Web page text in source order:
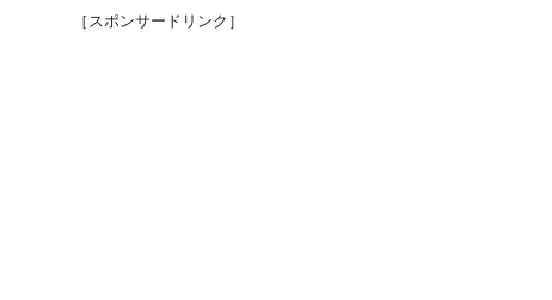
［スポンサードリンク］